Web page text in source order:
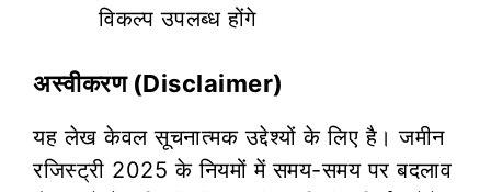
विकल्प उपलब्ध होंगे
अस्वीकरण (Disclaimer)
यह लेख केवल सूचनात्मक उद्देश्यों के लिए है। जमीन
रजिस्ट्री 2025 के नियमों में समय-समय पर बदलाव